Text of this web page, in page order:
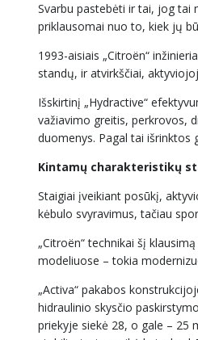
Svarbu pastebėti ir tai, jog tai
priklausomai nuo to, kiek jų
1993-aisiais „Citroën“
standų, ir atvirkščiai,
Išskirtinį „Hydractive“
važiavimo greitis, perkrovos,
duomenys. Pagal tai išrinktos
Kintamų charakteristikų
Staigiai įveikiant posūkį,
kėbulo svyravimus, tačiau
„Citroën“ technikai šį
modeliuose – tokia
„Activa“ pakabos
hidraulinio skysčio
priekyje siekė 28, o gale – 25